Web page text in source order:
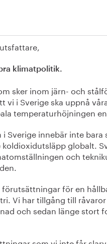
klimatpolitik.
sker inom järn- och
vi i Sverige ska uppnå
temperaturhöjningen
Sverige innebär inte
globalt.
och
förutsättningar för en
Vi har tillgång till
och sedan länge stort